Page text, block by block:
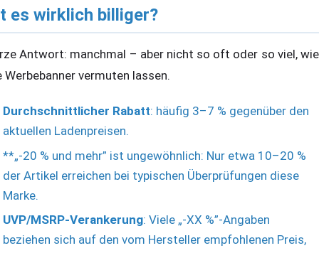
es wirklich billiger?
Antwort: manchmal – aber nicht so oft oder so viel, wie
Werbebanner vermuten lassen.
Durchschnittlicher Rabatt: häufig 3–7 % gegenüber den
aktuellen Ladenpreisen.
**„-20 % und mehr” ist ungewöhnlich: Nur etwa 10–20 %
der Artikel erreichen bei typischen Überprüfungen diese
Marke.
UVP/MSRP-Verankerung: Viele „-XX %”-Angaben
beziehen sich auf den vom Hersteller empfohlenen Preis,